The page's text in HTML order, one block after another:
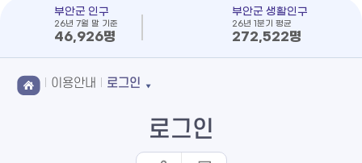
부안군 인구
26년 7월 말 기준
46,926명
부안군 생활인구
26년 1분기 평균
272,522명
이용안내 로그인
로그인